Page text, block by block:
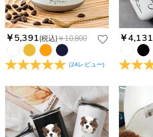
￥5,391(税込)￥10,800
(24レビュー)
￥4,131